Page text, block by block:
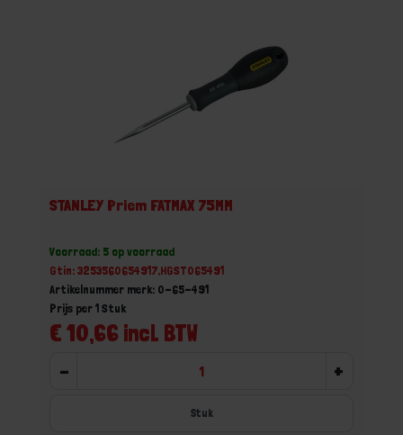
STANLEY Priem FATMAX 75MM
Voorraad: 5 op voorraad
Gtin: 3253560654917,HGST065491
Artikelnummer merk: 0-65-491
€ 10,66 incl. BTW
Prijs per 1 Stuk
- +
Stuk